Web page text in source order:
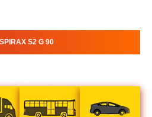
S2 G 90